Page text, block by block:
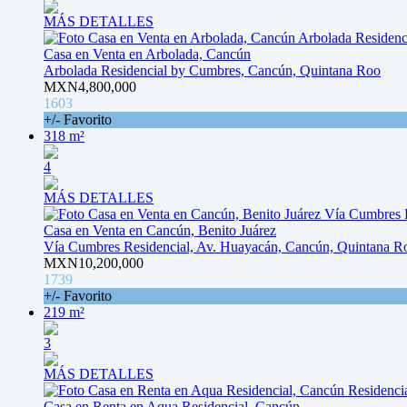
MÁS DETALLES
Casa en Venta en Arbolada, Cancún
Arbolada Residencial by Cumbres, Cancún, Quintana Roo
MXN4,800,000
1603
+/- Favorito
318 m²
4
MÁS DETALLES
Casa en Venta en Cancún, Benito Juárez
Vía Cumbres Residencial, Av. Huayacán, Cancún, Quintana
MXN10,200,000
1739
+/- Favorito
219 m²
3
MÁS DETALLES